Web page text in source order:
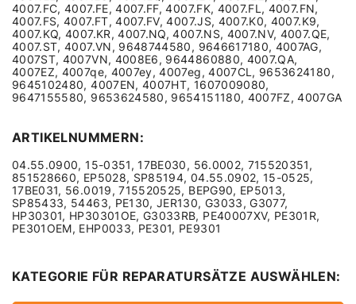
4007.FC, 4007.FE, 4007.FF, 4007.FK, 4007.FL, 4007.FN,
4007.FS, 4007.FT, 4007.FV, 4007.JS, 4007.K0, 4007.K9,
4007.KQ, 4007.KR, 4007.NQ, 4007.NS, 4007.NV, 4007.QE,
4007.ST, 4007.VN, 9648744580, 9646617180, 4007AG,
4007ST, 4007VN, 4008E6, 9644860880, 4007.QA,
4007EZ, 4007qe, 4007ey, 4007eg, 4007CL, 9653624180,
9645102480, 4007EN, 4007HT, 1607009080,
9647155580, 9653624580, 9654151180, 4007FZ, 4007GA
ARTIKELNUMMERN:
04.55.0900, 15-0351, 17BE030, 56.0002, 715520351,
851528660, EP5028, SP85194, 04.55.0902, 15-0525,
17BE031, 56.0019, 715520525, BEPG90, EP5013,
SP85433, 54463, PE130, JER130, G3033, G3077,
HP30301, HP30301OE, G3033RB, PE40007XV, PE301R,
PE301OEM, EHP0033, PE301, PE9301
KATEGORIE FÜR REPARATURSÄTZE AUSWÄHLEN: